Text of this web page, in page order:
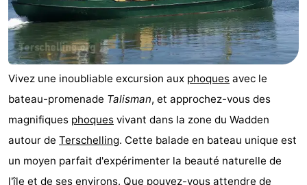
-
Piscines
-
Faire
du
vélo
-
Randonnée
-
Équitation
Surfen
-
Vivez une inoubliable excursion aux phoques avec le
bateau-promenade Talisman, et approchez-vous des
magnifiques phoques vivant dans la zone du Wadden
autour de Terschelling. Cette balade en bateau unique est
un moyen parfait d'expérimenter la beauté naturelle de
l'île et de ses environs. Que pouvez-vous attendre de